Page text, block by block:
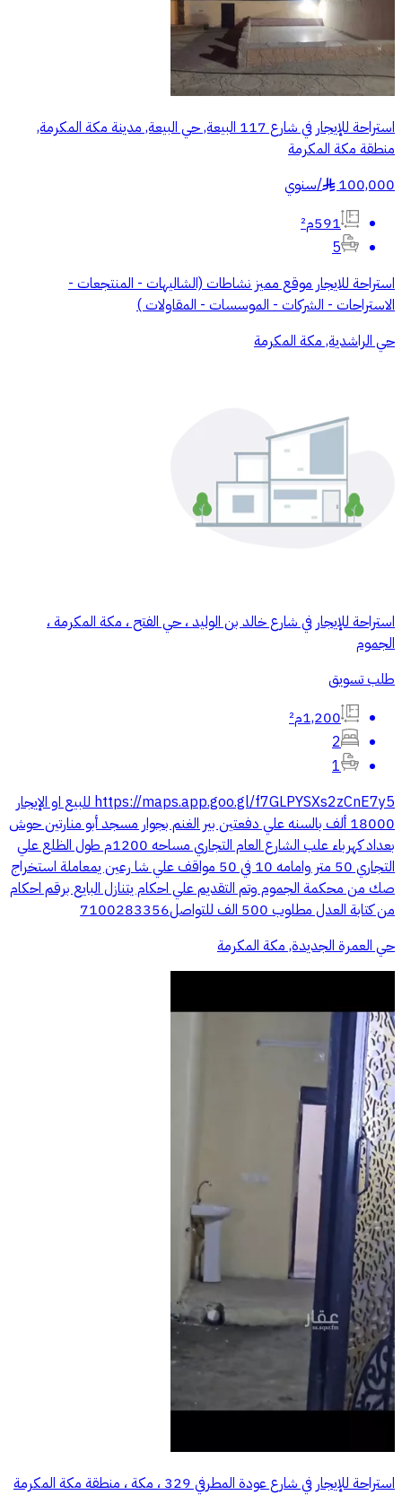
استراحة للإيجار في شارع 117 البيعة, حي البيعة, مدينة مكة المكرمة,
منطقة مكة المكرمة
100,000
§
/سنوي
591م²
5
استراحة للايجار موقع مميز نشاطات (الشاليهات - المنتجعات -
الاستراحات - الشركات - الموسسات - المقاولات )
حي الراشدية, مكة المكرمة
استراحة للإيجار في شارع خالد بن الوليد ، حي الفتح ، مكة المكرمة ،
الجموم
طلب تسويق
1,200م²
2
1
https://maps.app.goo.gl/f7GLPYSXs2zCnE7y5 للبيع او الإيجار
18000 ألف بالسنه علي دفعتين بير الغنم بجوار مسجد أبو منارتين حوش
بعداد كهرباء علب الشارع العام التجاري مساحه 1200م طول الظلع علي
التجاري 50 متر وامامه 10 في 50 مواقف علي شا رعين يمعاملة استخراج
صك من محكمة الجموم وتم التقديم علي احكام يتنازل البايع برقم احكام
من كتابة العدل مطلوب 500 الف للتواصل7100283356
حي العمرة الجديدة, مكة المكرمة
استراحة للإيجار في شارع عودة المطرفي 329 ، مكة ، منطقة مكة المكرمة